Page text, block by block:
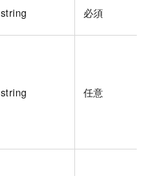
string 必須
string 任意